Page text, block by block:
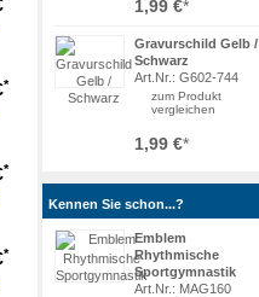
1,99 €*
Gravurschild Gelb /
Schwarz
Art.Nr.: G602-744
zum Produkt
vergleichen
1,99 €*
Kennen Sie schon...?
Emblem
Rhythmische
Sportgymnastik
Art.Nr.: MAG160
*
*
*